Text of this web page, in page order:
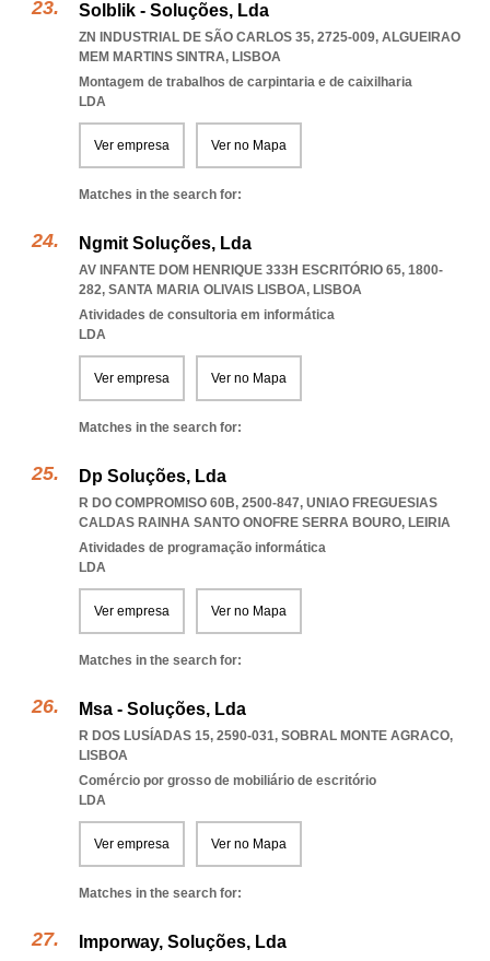
Solblik - Soluções, Lda
ZN INDUSTRIAL DE SÃO CARLOS 35, 2725-009, ALGUEIRAO
MEM MARTINS SINTRA, LISBOA
Montagem de trabalhos de carpintaria e de caixilharia
LDA
Ver empresa Ver no Mapa
Matches in the search for:
Ngmit Soluções, Lda
AV INFANTE DOM HENRIQUE 333H ESCRITÓRIO 65, 1800-
282, SANTA MARIA OLIVAIS LISBOA, LISBOA
Atividades de consultoria em informática
LDA
Ver empresa Ver no Mapa
Matches in the search for:
Dp Soluções, Lda
R DO COMPROMISO 60B, 2500-847, UNIAO FREGUESIAS
CALDAS RAINHA SANTO ONOFRE SERRA BOURO, LEIRIA
Atividades de programação informática
LDA
Ver empresa Ver no Mapa
Matches in the search for:
Msa - Soluções, Lda
R DOS LUSÍADAS 15, 2590-031, SOBRAL MONTE AGRACO,
LISBOA
Comércio por grosso de mobiliário de escritório
LDA
Ver empresa Ver no Mapa
Matches in the search for:
Imporway, Soluções, Lda